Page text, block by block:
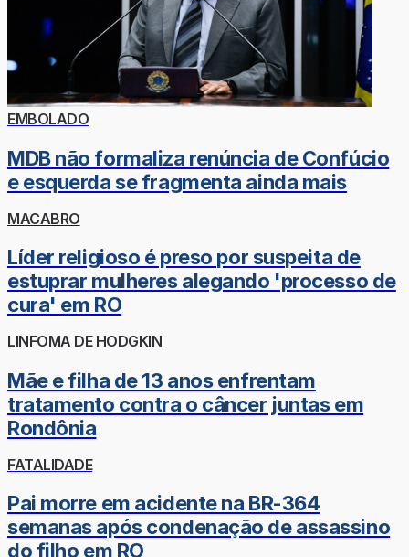
EMBOLADO
MDB não formaliza renúncia de Confúcio
e esquerda se fragmenta ainda mais
MACABRO
Líder religioso é preso por suspeita de
estuprar mulheres alegando 'processo de
cura' em RO
LINFOMA DE HODGKIN
Mãe e filha de 13 anos enfrentam
tratamento contra o câncer juntas em
Rondônia
FATALIDADE
Pai morre em acidente na BR-364
semanas após condenação de assassino
do filho em RO